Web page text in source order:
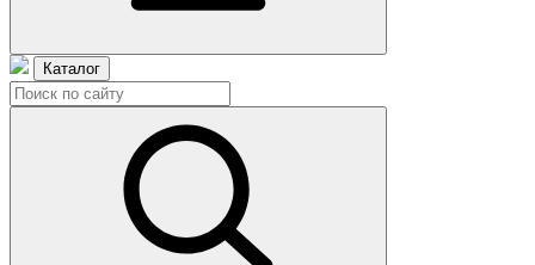
Каталог